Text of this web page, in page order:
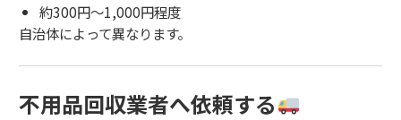
約300円〜1,000円程度
自治体によって異なります。
不用品回収業者へ依頼する